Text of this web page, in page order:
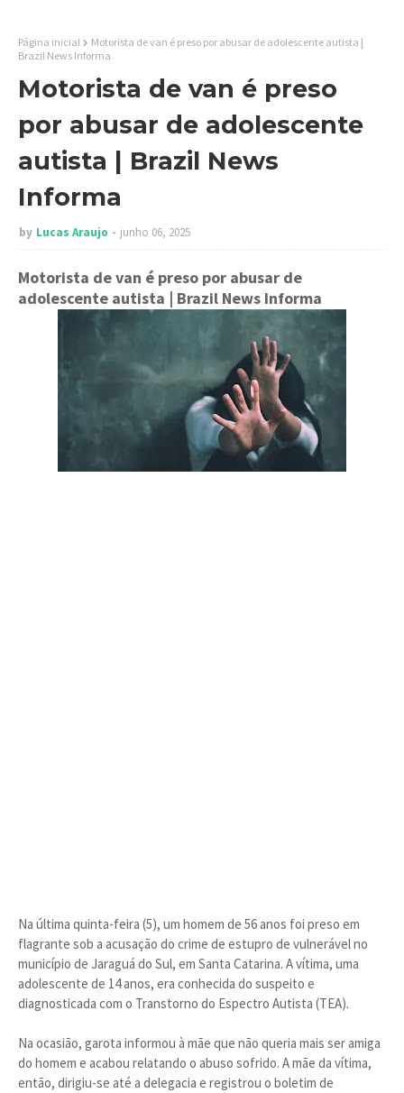
Página inicial
Motorista de van é preso por abusar de adolescente autista |
Brazil News Informa
Motorista de van é preso
por abusar de adolescente
autista | Brazil News
Informa
by Lucas Araujo junho 06, 2025
Motorista de van é preso por abusar de
adolescente autista | Brazil News Informa
Na última quinta-feira (5), um homem de 56 anos foi preso em
flagrante sob a acusação do crime de estupro de vulnerável no
município de Jaraguá do Sul, em Santa Catarina. A vítima, uma
adolescente de 14 anos, era conhecida do suspeito e
diagnosticada com o Transtorno do Espectro Autista (TEA).
Na ocasião, garota informou à mãe que não queria mais ser amiga
do homem e acabou relatando o abuso sofrido. A mãe da vítima,
então, dirigiu-se até a delegacia e registrou o boletim de